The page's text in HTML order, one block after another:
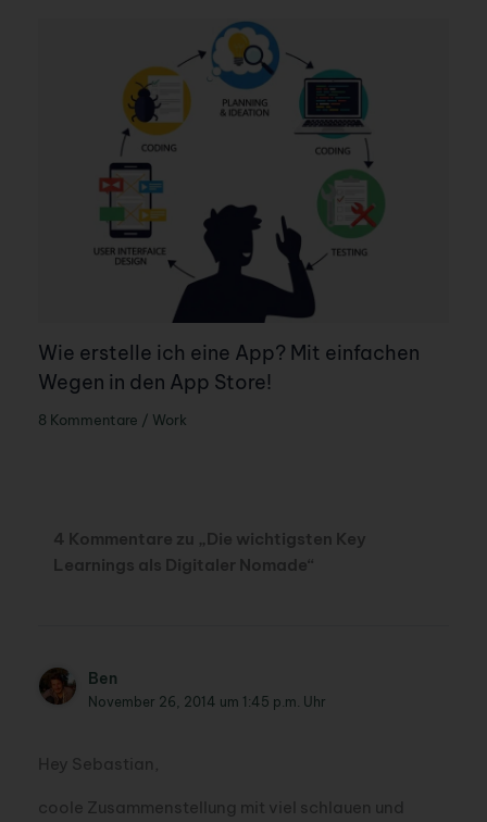
Wie erstelle ich eine App? Mit einfachen
Wegen in den App Store!
8 Kommentare / Work
4 Kommentare zu „Die wichtigsten Key
Learnings als Digitaler Nomade“
Ben
November 26, 2014 um 1:45 p.m. Uhr
Hey Sebastian,
coole Zusammenstellung mit viel schlauen und